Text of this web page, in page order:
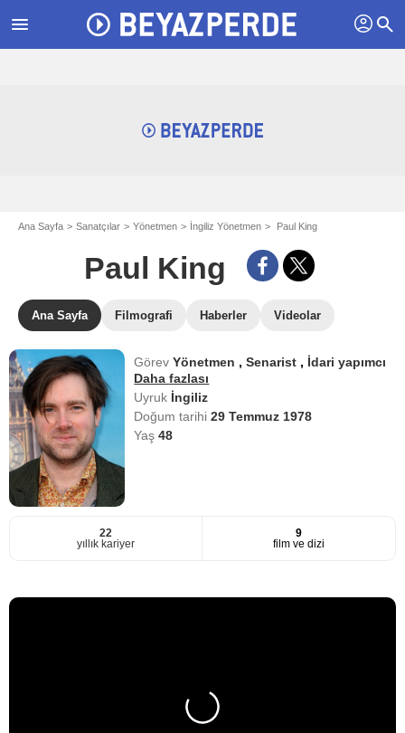
menu profil search
Ana Sayfa Sanatçılar Yönetmen İngiliz Yönetmen Paul King
Paul King
Ana Sayfa Filmografi Haberler Videolar
GörevYönetmen ,Senarist , İdari yapımcı
Daha fazlası
Uyruk İngiliz
Doğum tarihi29 Temmuz 1978
Yaş48
22
yıllık kariyer
9
film ve dizi